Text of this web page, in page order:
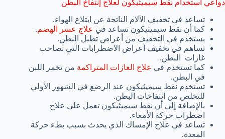
دواعي استخدام نقط سيميثيكون لعلاج إنتفاخ البطن
تساعد في تخفيف الآلام الناتجة عن ابتلاع الهواء.
كما أن نقط سيميثيكون تساعد في علاج عسر الهضم.
يستخدم في التخفيف من أعراض تطبل البطن.
تساهم في تخفيف أعراض الاضطرابات التي تصاحب
غازات البطن.
كما تستخدم في علاج الغازات المتراكمة من تخمر اللبن
في البطن.
تستخدم نقط سيميثيكون عند الرضع في الشهور الأولي
للتخلص من انتفاخات البطن.
بالإضافة إلى أن نقط سيميثيكون تعمل على علاج
اضطراب حركة الأمعاء.
تساعد في علاج الإمساك الذي يحدث بسبب بطء حركة
المعدة.